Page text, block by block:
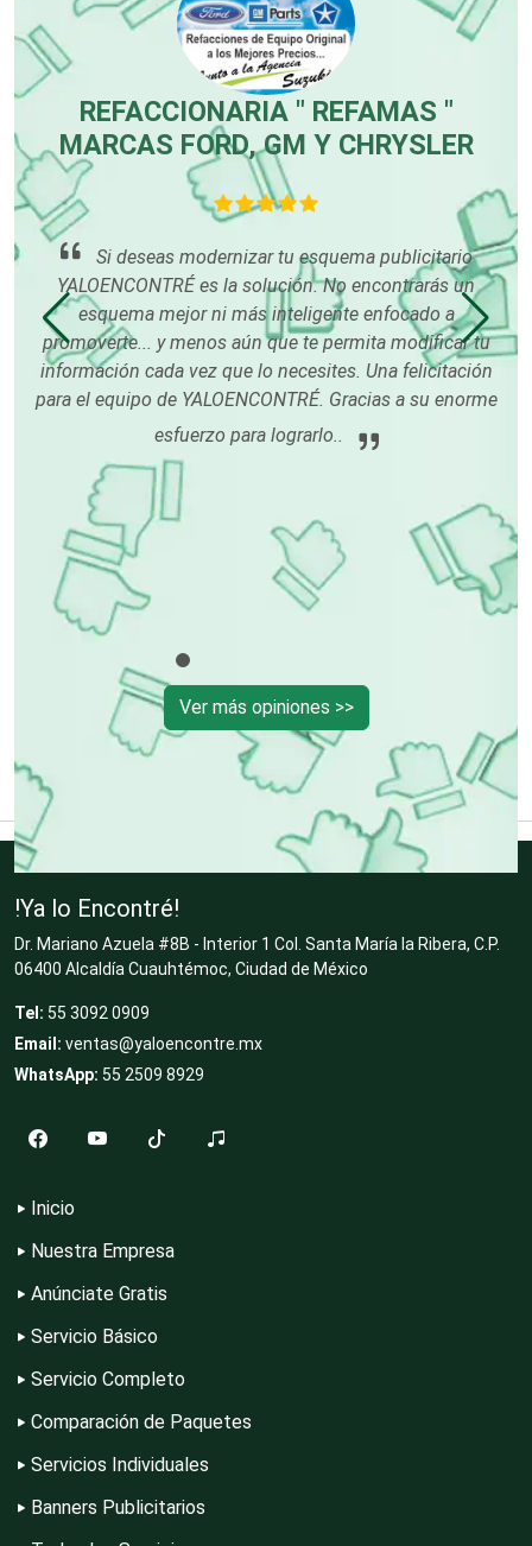
Centros Comerciales
Centros de Espectáculos
Centros Turísticos
Cerrajerías
Cibercafés
Clínicas de Belleza
Clínicas de Rehabilitación
Clínicas y Hospitales
Clubes Deportivos
Cocinas Integrales
Combustibles y Lubricantes
Compresores de aire
Construcciones en General
Contadores
REFACCIONARIA " REFAMAS "
MARCAS FORD, GM Y CHRYSLER
Si deseas modernizar tu esquema publicitario
YALOENCONTRÉ es la solución. No encontrarás un
esquema mejor ni más inteligente enfocado a
promoverte... y menos aún que te permita modificar tu
información cada vez que lo necesites. Una felicitación
para el equipo de YALOENCONTRÉ. Gracias a su enorme
esfuerzo para lograrlo..
Ver más opiniones >>
!Ya lo Encontré!
Dr. Mariano Azuela #8B - Interior 1 Col. Santa María la Ribera, C.P.
06400 Alcaldía Cuauhtémoc, Ciudad de México
Tel: 55 3092 0909
Email: ventas@yaloencontre.mx
WhatsApp: 55 2509 8929
Inicio
Nuestra Empresa
Anúnciate Gratis
Servicio Básico
Servicio Completo
Comparación de Paquetes
Servicios Individuales
Banners Publicitarios